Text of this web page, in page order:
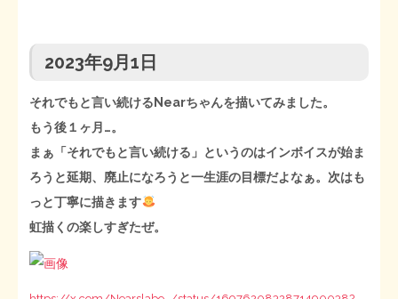
2023年9月1日
それでもと言い続けるNearちゃんを描いてみました。
もう後１ヶ月…。
まぁ「それでもと言い続ける」というのはインボイスが始ま
ろうと延期、廃止になろうと一生涯の目標だよなぁ。次はも
っと丁寧に描きます
虹描くの楽しすぎたぜ。